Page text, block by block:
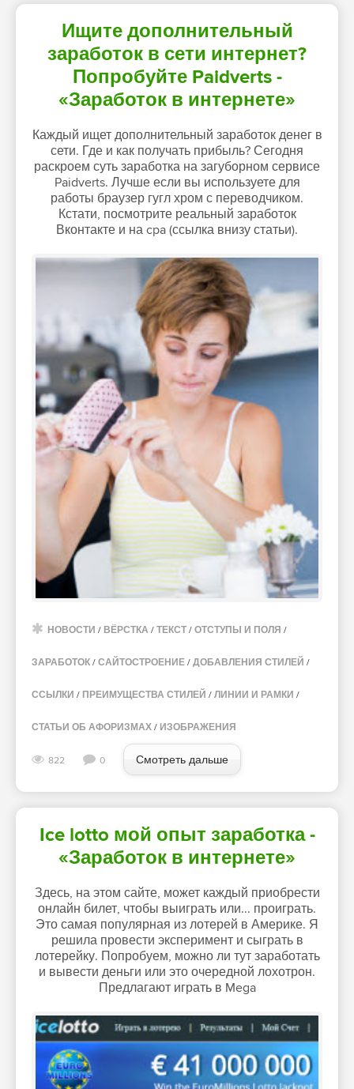
Ищите дополнительный
заработок в сети интернет?
Попробуйте Paidverts -
«Заработок в интернете»
Каждый ищет дополнительный заработок денег в
сети. Где и как получать прибыль? Сегодня
раскроем суть заработка на загуборном сервисе
Paidverts. Лучше если вы используете для
работы браузер гугл хром с переводчиком.
Кстати, посмотрите реальный заработок
Вконтакте и на cpa (ссылка внизу статьи).
НОВОСТИ / ВЁРСТКА / ТЕКСТ / ОТСТУПЫ И ПОЛЯ /
ЗАРАБОТОК / САЙТОСТРОЕНИЕ / ДОБАВЛЕНИЯ СТИЛЕЙ /
ССЫЛКИ / ПРЕИМУЩЕСТВА СТИЛЕЙ / ЛИНИИ И РАМКИ /
СТАТЬИ ОБ АФОРИЗМАХ / ИЗОБРАЖЕНИЯ
822 0 Смотреть дальше
Ice lotto мой опыт заработка -
«Заработок в интернете»
Здесь, на этом сайте, может каждый приобрести
онлайн билет, чтобы выиграть или... проиграть.
Это самая популярная из лотерей в Америке. Я
решила провести эксперимент и сыграть в
лотерейку. Попробуем, можно ли тут заработать
и вывести деньги или это очередной лохотрон.
Предлагают играть в Mega